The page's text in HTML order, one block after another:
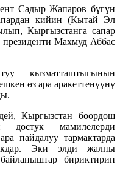
Садыр Жапаров бүгүн
кийин (Кытай Эл
Кыргызстанга сапар
Махмуд Аббас
кызматташтыгынын
өз ара аракеттенүүнү
Кыргызстан боордош
достук мамилелерди
пайдалуу тармактарда
Эки элди жалпы
бириктирип